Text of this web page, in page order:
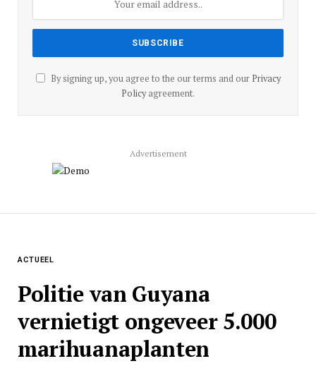
By signing up, you agree to the our terms and our Privacy
Policyagreement.
Advertisement
ACTUEEL
Politie van Guyana
vernietigt ongeveer 5.000
marihuanaplanten